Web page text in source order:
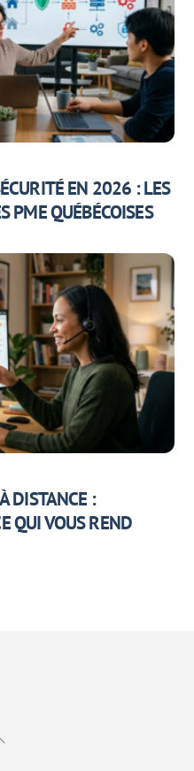
EN 2026 : LES
PME QUÉBÉCOISES
DISTANCE :
QUI VOUS REND